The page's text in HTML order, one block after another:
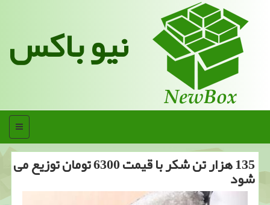
نیو باکس
منو
135 هزار تن شكر با قیمت 6300 تومان توزیع می
شود